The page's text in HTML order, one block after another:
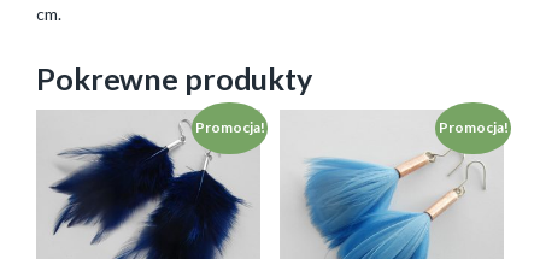
cm.
Pokrewne produkty
Promocja! Promocja!